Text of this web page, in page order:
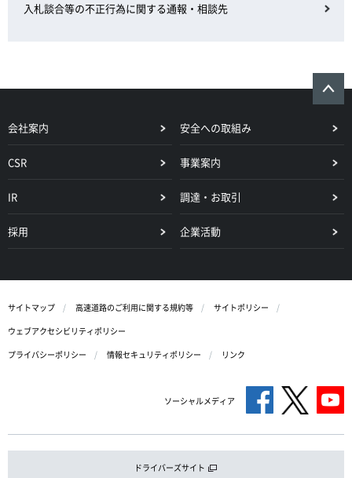
入札談合等の不正行為に関する通報・相談先
会社案内 安全への取組み
CSR 事業案内
IR 調達・お取引
採用 企業活動
サイトマップ 高速道路のご利用に関する規約等
サイトポリシー
ウェブアクセシビリティポリシー
プライバシーポリシー
情報セキュリティポリシー リンク
ソーシャルメディア
ドライバーズサイト